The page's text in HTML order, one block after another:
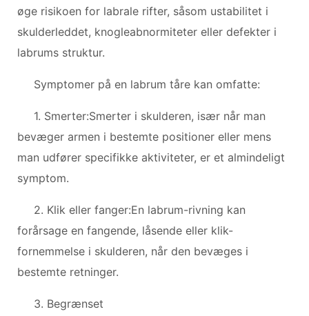
øge risikoen for labrale rifter, såsom ustabilitet i
skulderleddet, knogleabnormiteter eller defekter i
labrums struktur.
Symptomer på en labrum tåre kan omfatte:
1. Smerter:Smerter i skulderen, især når man
bevæger armen i bestemte positioner eller mens
man udfører specifikke aktiviteter, er et almindeligt
symptom.
2. Klik eller fanger:En labrum-rivning kan
forårsage en fangende, låsende eller klik-
fornemmelse i skulderen, når den bevæges i
bestemte retninger.
3. Begrænset